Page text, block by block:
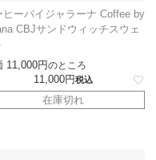
ヒーバイジャラーナ Coffee by
CBJサンドウィッチスウェ
11,000 のところ
11,000 税込
在庫切れ